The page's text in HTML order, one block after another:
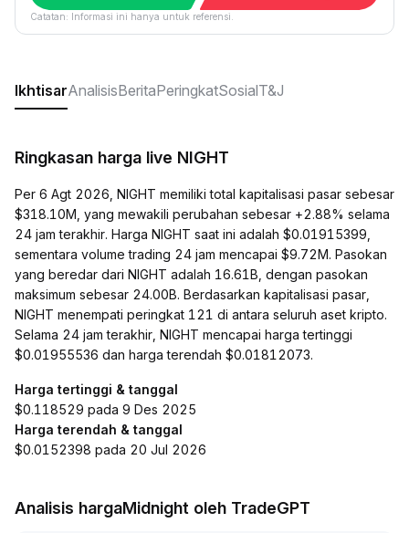
Catatan: Informasi ini hanya untuk referensi.
IkhtisarAnalisisBeritaPeringkatSosialT&J
Ringkasan harga live NIGHT
Per 6 Agt 2026, NIGHT memiliki total kapitalisasi pasar sebesar
$318.10M, yang mewakili perubahan sebesar +2.88% selama
24 jam terakhir. Harga NIGHT saat ini adalah $0.01915399,
sementara volume trading 24 jam mencapai $9.72M. Pasokan
yang beredar dari NIGHT adalah 16.61B, dengan pasokan
maksimum sebesar 24.00B. Berdasarkan kapitalisasi pasar,
NIGHT menempati peringkat 121 di antara seluruh aset kripto.
Selama 24 jam terakhir, NIGHT mencapai harga tertinggi
$0.01955536 dan harga terendah $0.01812073.
Harga tertinggi & tanggal
$0.118529 pada 9 Des 2025
Harga terendah & tanggal
$0.0152398 pada 20 Jul 2026
Analisis hargaMidnight oleh TradeGPT